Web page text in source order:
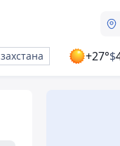
+27°$